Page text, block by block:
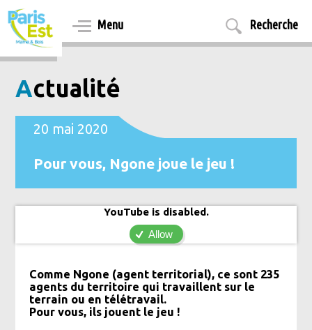
Aller
au
contenu
principal
Menu Recherche
Actualité
20 mai 2020
Pour vous, Ngone joue le jeu !
YouTube is disabled.
Allow
Comme Ngone (agent territorial), ce sont 235
agents du territoire qui travaillent sur le
terrain ou en télétravail.
Pour vous, ils jouent le jeu !